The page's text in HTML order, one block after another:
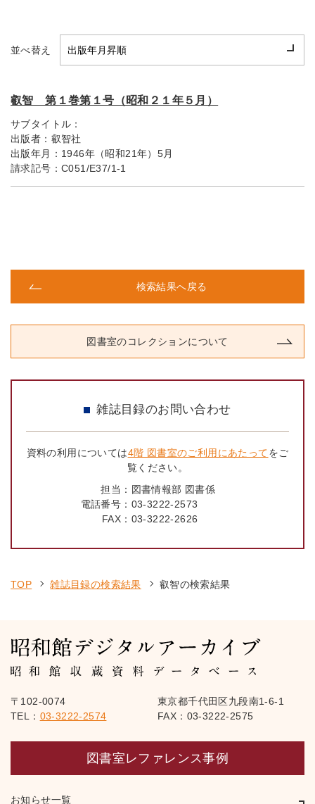
並べ替え
叡智 第１巻第１号（昭和２１年５月）
サブタイトル：
出版者： 叡智社
出版年月： 1946年（昭和21年）5月
請求記号： C051/E37/1-1
検索結果へ戻る
図書室のコレクションについて
雑誌目録のお問い合わせ
資料の利用については4階 図書室のご利用にあたってをご
覧ください。
担当： 図書情報部 図書係
電話番号： 03-3222-2573
FAX： 03-3222-2626
TOP 雑誌目録の検索結果 叡智の検索結果
〒102-0074
東京都千代田区九段南1-6-1
TEL： 03-3222-2574 FAX：03-3222-2575
図書室レファレンス事例
お知らせ一覧